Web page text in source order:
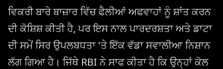
ਵਿਕਰੀ ਬਾਰੇ ਬਾਜ਼ਾਰ ਵਿੱਚ ਫੈਲੀਆਂ ਅਫਵਾਹਾਂ ਨੂੰ ਸ਼ਾਂਤ ਕਰਨ
ਦੀ ਕੋਸ਼ਿਸ਼ ਕੀਤੀ ਹੈ, ਪਰ ਇਸ ਨਾਲ ਪਾਰਦਰਸ਼ਤਾ ਅਤੇ ਡਾਟਾ
ਦੀ ਸਮੇਂ ਸਿਰ ਉਪਲਬਧਤਾ 'ਤੇ ਇੱਕ ਵੱਡਾ ਸਵਾਲੀਆ ਨਿਸ਼ਾਨ
ਲੱਗ ਗਿਆ ਹੈ। ਜਿੱਥੇ RBI ਨੇ ਸਾਫ ਕੀਤਾ ਹੈ ਕਿ ਉਨ੍ਹਾਂ ਕੋਲ